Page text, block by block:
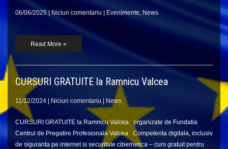
06/06/2025 |Niciun comentariu Evenimente, News
Read More »
CURSURI GRATUITE la Ramnicu Valcea
11/12/2024 Niciun comentariu News
CURSURI GRATUITE la Ramnicu Valcea organizate de Fundatia
Centrul de Pregatire Profesionala Valcea Competenta digitala, inclusiv
de siguranta pe internet si securitate cibernetica – curs gratuit pentru